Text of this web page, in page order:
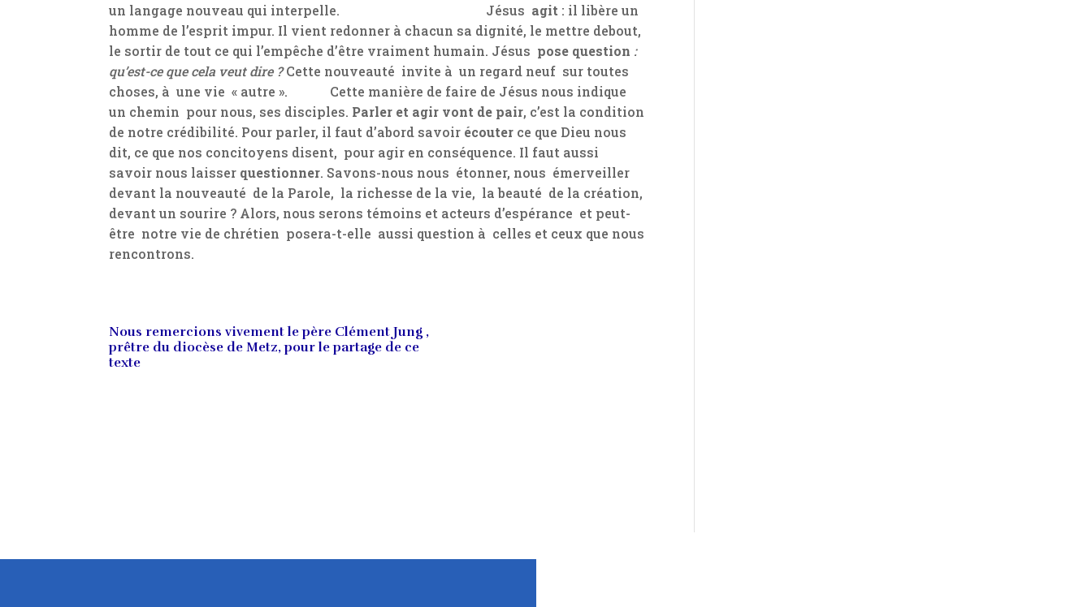
un langage nouveau qui interpelle. Jésus agit : il libère un
homme de l’esprit impur. Il vient redonner à chacun sa dignité, le mettre debout,
le sortir de tout ce qui l’empêche d’être vraiment humain. Jésus pose question :
qu’est-ce que cela veut dire ?Cette nouveauté invite à un regard neuf sur toutes
choses, à une vie « autre ». Cette manière de faire de Jésus nous indique
un chemin pour nous, ses disciples. Parler et agir vont de pair, c’est la condition
de notre crédibilité. Pour parler, il faut d’abord savoir écouter ce que Dieu nous
dit, ce que nos concitoyens disent, pour agir en conséquence. Il faut aussi
savoir nous laisser questionner. Savons-nous nous étonner, nous émerveiller
devant la nouveauté de la Parole, la richesse de la vie, la beauté de la création,
devant un sourire ? Alors, nous serons témoins et acteurs d’espérance et peut-
être notre vie de chrétien posera-t-elle aussi question à celles et ceux que nous
rencontrons.
Nous remercions vivement le père Clément Jung ,
prêtre du diocèse de Metz, pour le partage de ce
texte